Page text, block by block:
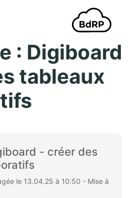
Aller au contenu principal
: Digiboard
tableaux
- créer des
le 13.04.25 à 10:50 - Mise à